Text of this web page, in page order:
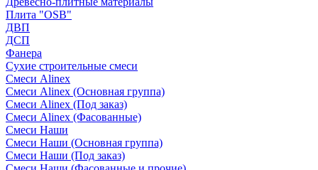
Плита "OSB"
ДВП
ДСП
Фанера
Сухие строительные смеси
Смеси Alinex
Смеси Alinex (Основная группа)
Смеси Alinex (Под заказ)
Смеси Alinex (Фасованные)
Смеси Наши
Смеси Наши (Основная группа)
Смеси Наши (Под заказ)